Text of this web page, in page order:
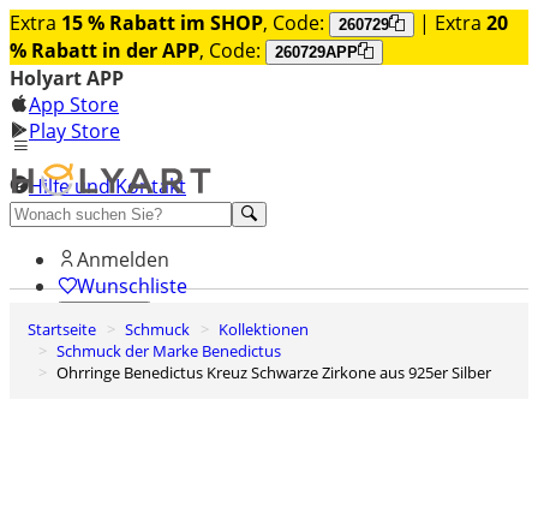
Extra 15 % Rabatt im SHOP, Code: 260729 | Extra 20
% Rabatt in der APP, Code: 260729APP
Holyart APP
App Store
Play Store
Hilfe und Kontakt
Entdecken Sie Premium
Anmelden
Wunschliste
0
Warenkorb
Startseite Schmuck
Kollektionen
Schmuck der Marke Benedictus
Ohrringe Benedictus Kreuz Schwarze Zirkone aus 925er Silber